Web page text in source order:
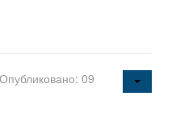
Опубликовано: 09